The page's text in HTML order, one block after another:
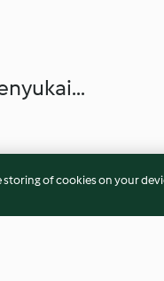
storing of cookies on your